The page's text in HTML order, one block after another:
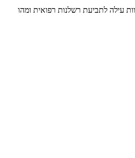
עילה לתביעת רשלנות רפואית ומהו